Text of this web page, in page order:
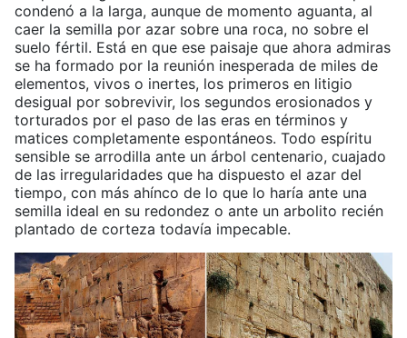
condenó a la larga, aunque de momento aguanta, al
caer la semilla por azar sobre una roca, no sobre el
suelo fértil. Está en que ese paisaje que ahora admiras
se ha formado por la reunión inesperada de miles de
elementos, vivos o inertes, los primeros en litigio
desigual por sobrevivir, los segundos erosionados y
torturados por el paso de las eras en términos y
matices completamente espontáneos. Todo espíritu
sensible se arrodilla ante un árbol centenario, cuajado
de las irregularidades que ha dispuesto el azar del
tiempo, con más ahínco de lo que lo haría ante una
semilla ideal en su redondez o ante un arbolito recién
plantado de corteza todavía impecable.